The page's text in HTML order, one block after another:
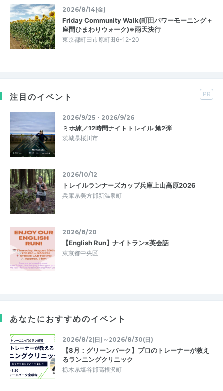
2026/8/14(金)
Friday Community Walk(町田パワーモーニング＋
座間ひまわりウォーク)※雨天決行
東京都町田市原町田6-12-20
注目のイベント PR
2026/9/25・2026/9/26
ミホ練／12時間ナイトトレイル 第2弾
茨城県桜川市
2026/10/12
トレイルランナーズカップ兵庫上山高原2026
兵庫県美方郡新温泉町
2026/8/20
【English Run】ナイトラン×英会話
東京都中央区
あなたにおすすめのイベント
2026/8/2(日)～2026/8/30(日)
【8月：グリーンパーク】プロのトレーナーが教え
るランニングクリニック
栃木県塩谷郡高根沢町